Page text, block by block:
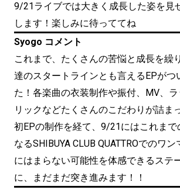
9/21ライブでは大きく成長した姿を見
します！楽しみに待っててね
Syogo コメント
これまで、たくさんの苦悩と成長を繰
達のスタートラインとも言えるEPがつ
た！各楽曲の衣装制作や振付、MV、ラ
リックなどたくさんのこだわりが詰ま
初EPの制作を経て、9/21にはこれまで
なるSHIBUYA CLUB QUATTROでのワ
にはまらない可能性を体感できるステ
に、まだまだ突き進みます！！